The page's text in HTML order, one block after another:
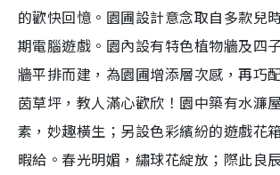
的歡快回憶。園圃設計意念取自多款兒
期電腦遊戲。園內設有特色植物牆及四
牆平排而建，為園圃增添層次感，再巧
茵草坪，教人滿心歡欣！園中築有水濂
素，妙趣橫生；另設色彩繽紛的遊戲花
暇給。春光明媚，繡球花綻放；際此良